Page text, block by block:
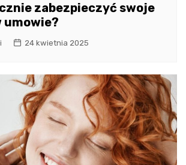
zabezpieczyć swoje
umowie?
24 kwietnia 2025